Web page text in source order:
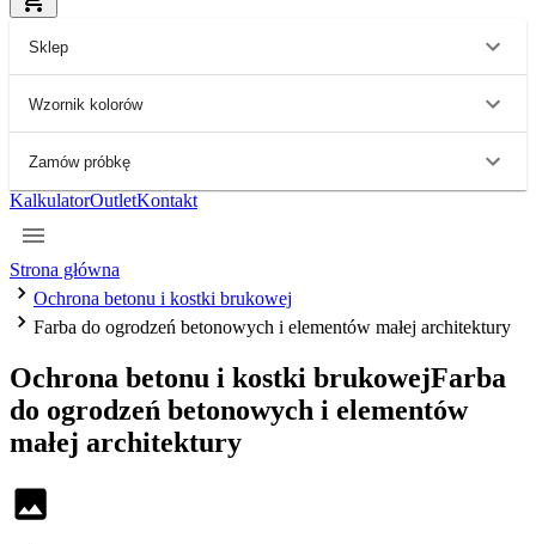
Sklep
Wzornik kolorów
Zamów próbkę
KalkulatorOutletKontakt
Strona główna
Ochrona betonu i kostki brukowej
Farba do ogrodzeń betonowych i elementów małej architektury
Ochrona betonu i kostki brukowejFarba
do ogrodzeń betonowych i elementów
małej architektury